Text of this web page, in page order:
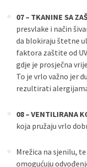
07 – TKANINE SA
presvlake i način
da blokiraju štetne
faktora zaštite od
gdje je prosječna
To je vrlo važno jer
rezultirati
08 – VENTILIRANA
koja pružaju vrlo
Mrežica na sjenilu,
omogućuju